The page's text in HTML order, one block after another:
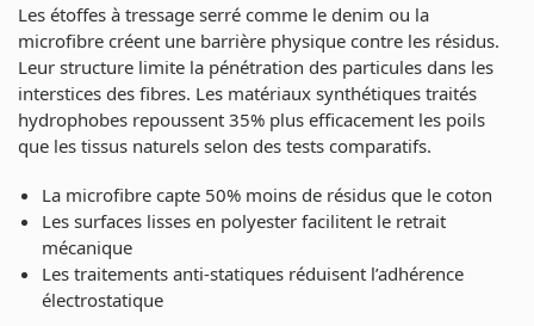
Les étoffes à tressage serré comme le denim ou la
microfibre créent une barrière physique contre les résidus.
Leur structure limite la pénétration des particules dans les
interstices des fibres. Les matériaux synthétiques traités
hydrophobes repoussent 35% plus efficacement les poils
que les tissus naturels selon des tests comparatifs.
La microfibre capte 50% moins de résidus que le coton
Les surfaces lisses en polyester facilitent le retrait
mécanique
Les traitements anti-statiques réduisent l’adhérence
électrostatique